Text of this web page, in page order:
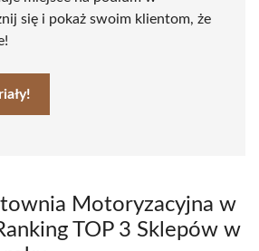
się i pokaż swoim klientom, że
Motoryzacyjna w
TOP 3 Sklepów w